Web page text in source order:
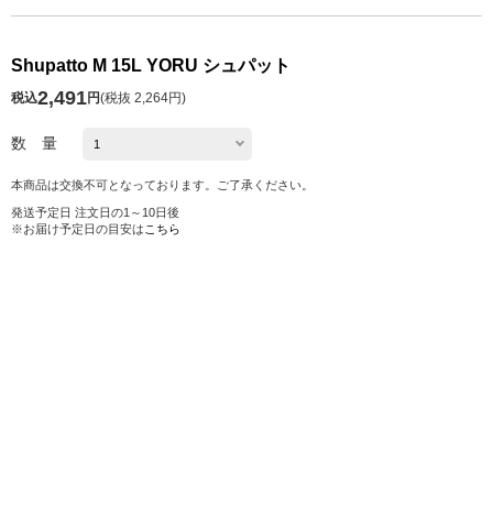
Shupatto M 15L YORU シュパット
税込2,491円(税抜 2,264円)
数 量
本商品は交換不可となっております。ご了承ください。
発送予定日 注文日の1～10日後
※お届け予定日の目安は こちら